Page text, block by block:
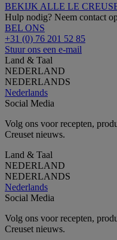
BEKIJK ALLE LE
Hulp nodig? Neem contact
BEL ONS
+31 (0) 76 201 52 85
Stuur ons een e-mail
Land & Taal
NEDERLAND
NEDERLANDS
Nederlands
Social Media
Volg ons voor recepten,
Creuset nieuws.
Land & Taal
NEDERLAND
NEDERLANDS
Nederlands
Social Media
Volg ons voor recepten,
Creuset nieuws.